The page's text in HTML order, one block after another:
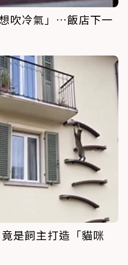
吹冷氣」…飯店下一
是飼主打造「貓咪